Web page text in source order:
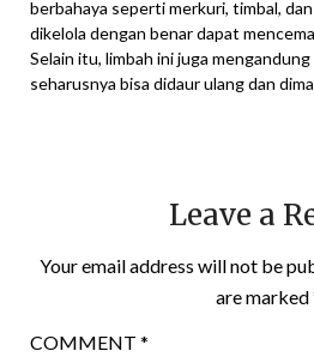
berbahaya seperti merkuri, timbal,
dikelola dengan benar dapat
Selain itu, limbah ini juga
seharusnya bisa didaur ulang dan
Leave a
Your email address will not be
are marked
COMMENT *